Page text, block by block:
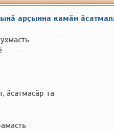
арҫынна камӑн
ӑсатмасӑр та